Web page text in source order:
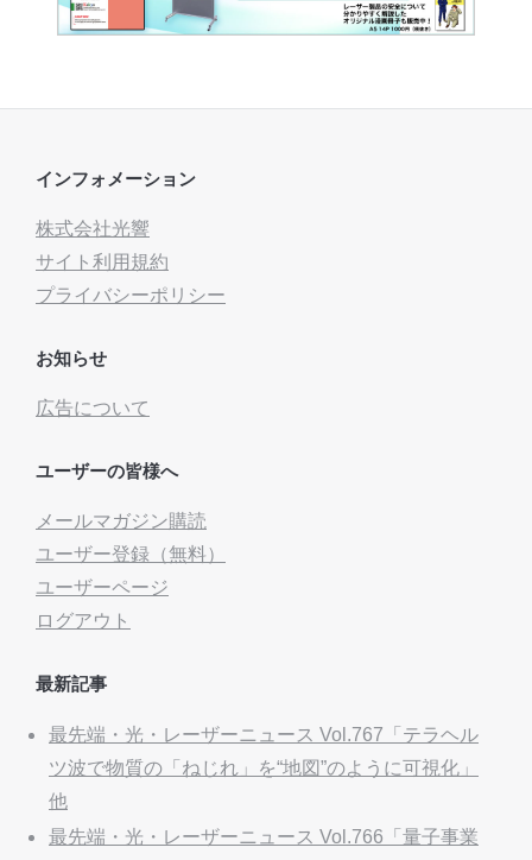
インフォメーション
株式会社光響
サイト利用規約
プライバシーポリシー
お知らせ
広告について
ユーザーの皆様へ
メールマガジン購読
ユーザー登録（無料）
ユーザーページ
ログアウト
最新記事
最先端・光・レーザーニュース Vol.767「テラヘル
ツ波で物質の「ねじれ」を“地図”のように可視化」
他
最先端・光・レーザーニュース Vol.766「量子事業